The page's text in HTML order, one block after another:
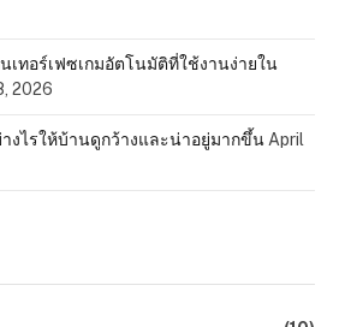
เทอร์เฟซเกมอัตโนมัติที่ใช้งานง่ายใน
2026
งไรให้บ้านดูกว้างและน่าอยู่มากขึ้น April